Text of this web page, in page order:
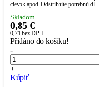
cievok apod. Odstrihnite potrebnú dĺ...
Skladom
0,85 €
0,71 bez DPH
Přidáno do košíku!
-
+
Kúpiť